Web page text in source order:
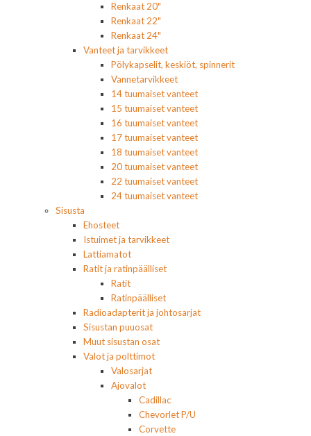
Renkaat 20"
Renkaat 22"
Renkaat 24"
Vanteet ja tarvikkeet
Pölykapselit, keskiöt, spinnerit
Vannetarvikkeet
14 tuumaiset vanteet
15 tuumaiset vanteet
16 tuumaiset vanteet
17 tuumaiset vanteet
18 tuumaiset vanteet
20 tuumaiset vanteet
22 tuumaiset vanteet
24 tuumaiset vanteet
Sisusta
Ehosteet
Istuimet ja tarvikkeet
Lattiamatot
Ratit ja ratinpäälliset
Ratit
Ratinpäälliset
Radioadapterit ja johtosarjat
Sisustan puuosat
Muut sisustan osat
Valot ja polttimot
Valosarjat
Ajovalot
Cadillac
Chevorlet P/U
Corvette